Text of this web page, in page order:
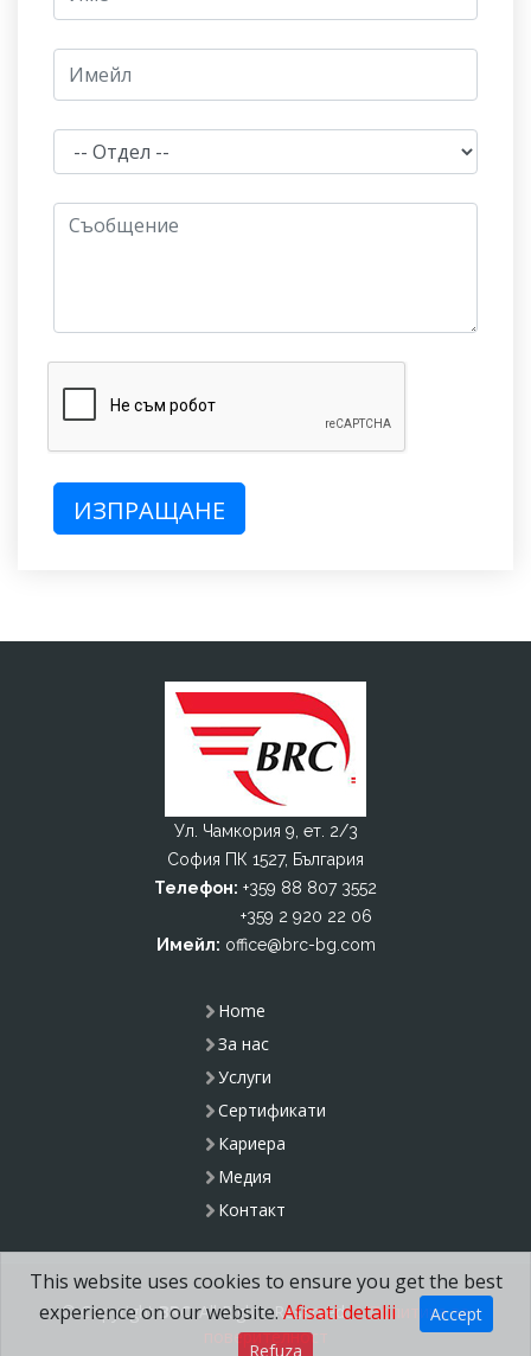
Ул. Чамкория 9, ет. 2/3
София ПК 1527, България
Телефон: +359 88 807 3552
+359 2 920 22 06
Имейл: office@brc-bg.com
Home
За нас
Услуги
Сертификати
Кариера
Медия
Контакт
© CopyrightBRC. All Rights ReservedПолитика за
поверителност
This website uses cookies to ensure you get the best
experience on our website.Afisati detalii
Accept
Refuza